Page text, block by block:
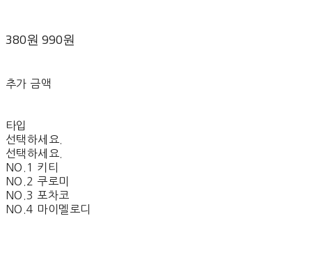
380원 990원
추가 금액
타입
선택하세요.
선택하세요.
​​NO.1 키티
​​NO.2 쿠로미
​​NO.3 포차코
​​NO.4 마이멜로디